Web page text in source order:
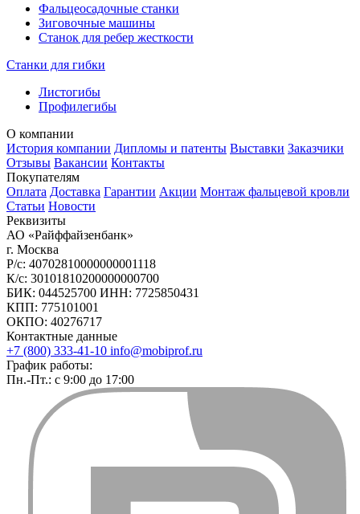
Фальцеосадочные станки
Зиговочные машины
Станок для ребер жесткости
Станки для гибки
Листогибы
Профилегибы
О компании
История компании Дипломы и патенты Выставки Заказчики
Отзывы Вакансии Контакты
Покупателям
Оплата Доставка Гарантии Акции Монтаж фальцевой кровли
Статьи Новости
Реквизиты
АО «Райффайзенбанк»
г. Москва
Р/с: 40702810000000001118
К/с: 30101810200000000700
БИК: 044525700 ИНН: 7725850431
КПП: 775101001
ОКПО: 40276717
Контактные данные
+7 (800) 333-41-10 info@mobiprof.ru
График работы:
Пн.-Пт.: с 9:00 до 17:00